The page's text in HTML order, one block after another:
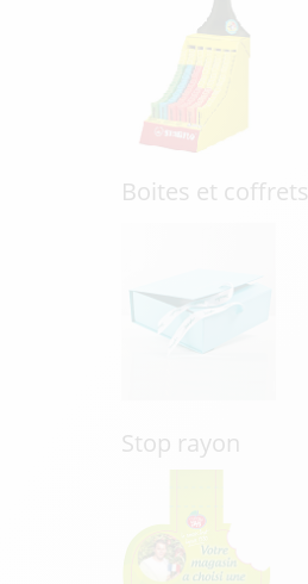
Boites et coffrets
Stop rayon